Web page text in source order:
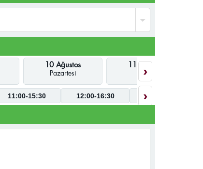
10 Ağustos
Pazartesi
11 Ağustos
Salı
›
11:00-15:30 12:00-16:30 09:00-17:30
›